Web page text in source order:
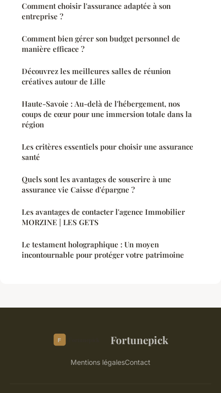
Comment choisir l'assurance adaptée à son
entreprise ?
Comment bien gérer son budget personnel de
manière efficace ?
Découvrez les meilleures salles de réunion
créatives autour de Lille
Haute-Savoie : Au-delà de l'hébergement, nos
coups de cœur pour une immersion totale dans la
région
Les critères essentiels pour choisir une assurance
santé
Quels sont les avantages de souscrire à une
assurance vie Caisse d'épargne ?
Les avantages de contacter l'agence Immobilier
MORZINE | LES GETS
Le testament holographique : Un moyen
incontournable pour protéger votre patrimoine
Fortunepick
Mentions légalesContact